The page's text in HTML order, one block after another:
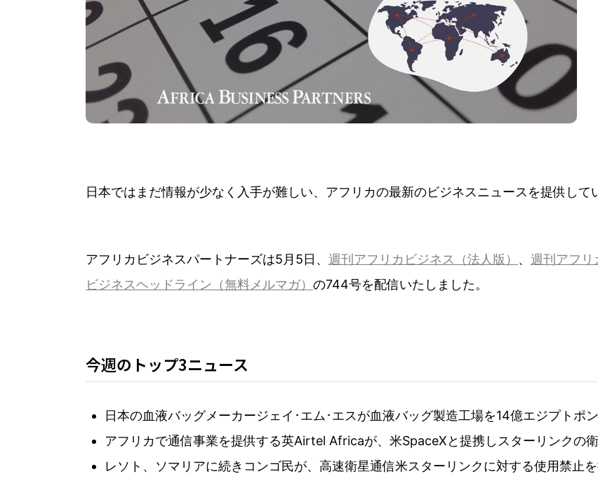
日本ではまだ情報が少なく入手が難しい、アフリカの最新のビジネスニュースを提供して
アフリカビジネスパートナーズは5月5日、 週刊アフリカビジネス（法人版） 、 週刊アフリ
ビジネスヘッドライン（無料メルマガ） の744号を配信いたしました。
今週のトップ3ニュース
日本の血液バッグメーカージェイ･エム･エスが血液バッグ製造工場を14億エジプトポ
アフリカで通信事業を提供する英Airtel Africaが、米SpaceXと提携しスターリンクの
レソト、ソマリアに続きコンゴ民が、高速衛星通信米スターリンクに対する使用禁止